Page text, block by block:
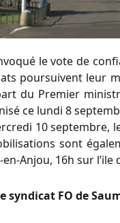
le vote de
poursuivent leur
du Premier
ce lundi 8
10 septembre,
sont
Anjou, 16h sur l’ile
syndicat FO de